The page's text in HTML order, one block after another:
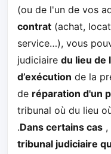
(ou de l'un de vos
contrat (achat,
service…), vous
judiciaire du lieu de
d’exécution de la
de réparation d'un
tribunal où du lieu
.Dans certains cas ,
tribunal judiciaire